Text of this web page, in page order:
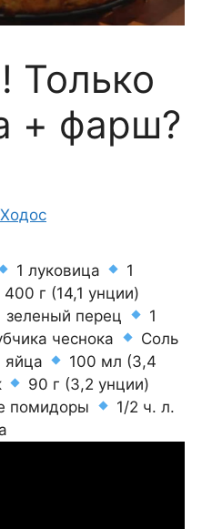
Только
+ фарш?
1 луковица
1
400 г (14,1 унции)
зеленый перец
1
чеснока
Соль
яйца
100 мл (3,4
90 г (3,2 унции)
помидоры
1/2 ч. л.